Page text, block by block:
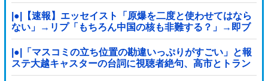
|●|【速報】エッセイスト「原爆を二度と使わせてはなら
ない」→リプ「もちろん中国の核も非難する？」→即ブ
ロック
|●|「マスコミの立ち位置の勘違いっぷりがすごい」と報
ステ大越キャスターの台詞に視聴者絶句、高市とトラン
プを同列視させようという思惑がひしひしと